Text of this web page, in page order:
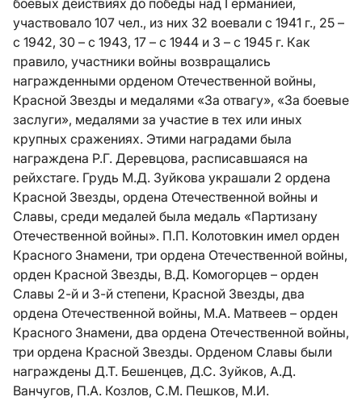
боевых действиях до победы над Германией,
участвовало 107 чел., из них 32 воевали с 1941 г., 25 –
с 1942, 30 – с 1943, 17 – с 1944 и 3 – с 1945 г. Как
правило, участники войны возвращались
награжденными орденом Отечественной войны,
Красной Звезды и медалями «За отвагу», «За боевые
заслуги», медалями за участие в тех или иных
крупных сражениях. Этими наградами была
награждена Р.Г. Деревцова, расписавшаяся на
рейхстаге. Грудь М.Д. Зуйкова украшали 2 ордена
Красной Звезды, ордена Отечественной войны и
Славы, среди медалей была медаль «Партизану
Отечественной войны». П.П. Колотовкин имел орден
Красного Знамени, три ордена Отечественной войны,
орден Красной Звезды, В.Д. Комогорцев – орден
Славы 2-й и 3-й степени, Красной Звезды, два
ордена Отечественной войны, М.А. Матвеев – орден
Красного Знамени, два ордена Отечественной войны,
три ордена Красной Звезды. Орденом Славы были
награждены Д.Т. Бешенцев, Д.С. Зуйков, А.Д.
Ванчугов, П.А. Козлов, С.М. Пешков, М.И.